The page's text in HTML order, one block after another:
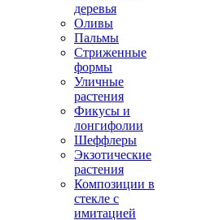
деревья
Оливы
Пальмы
Стриженные
формы
Уличные
растения
Фикусы и
лонгифолии
Шеффлеры
Экзотические
растения
Композиции в
стекле с
имитацией